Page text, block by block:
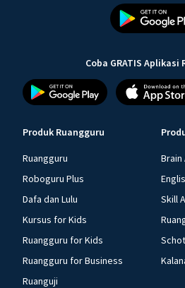
Coba GRATIS Aplikasi
Produk Ruangguru
Ruangguru
Roboguru Plus
Dafa dan Lulu
Kursus for Kids
Ruangguru for Kids
Ruangguru for Business
Ruanguji
Brain
Skill